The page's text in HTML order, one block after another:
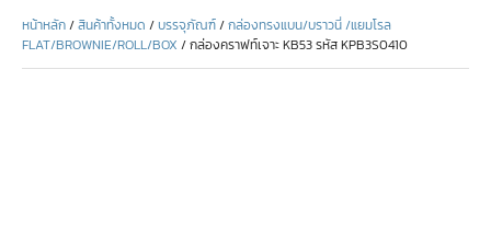
หน้าหลัก/สินค้าทั้งหมด /บรรจุภัณฑ์/กล่องทรงแบน/บราวนี่ /แยมโรล
FLAT/BROWNIE/ROLL/BOX / กล่องคราฟท์เจาะ KB53 รหัส KPB3S0410